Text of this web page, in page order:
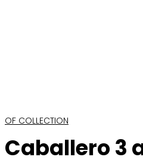
OF COLLECTION
Caballero 3